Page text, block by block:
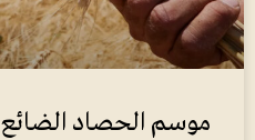
موسم الحصاد الضائع